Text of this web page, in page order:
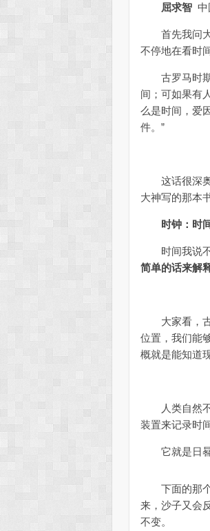
屈求智
首先我问大
不停地在看时
古罗马时期
间；可如果有
么是时间，爱
件。”
这话很深奥
大神写的那本
时钟：时
时间我说
简单的话来解
大家看，古
位置，我们能
概就是能知
人类自然不
装置来记录时
它就是日晷
下面的那个
来，沙子又会
不变。